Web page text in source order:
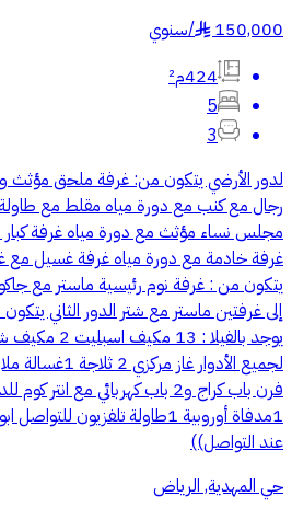
150,000
§
/سنوي
424م²
5
3
لدور الأرضي يتكون من: غرفة ملحق مؤثث
رجال مع كنب مع دورة مياه مقلط مع طاولة
مجلس نساء مؤثث مع دورة مياه غرفة
غرفة خادمة مع دورة مياه غرفة غسيل مع
يتكون من : غرفة نوم رئيسية ماستر مع
إلى غرفتين ماستر مع شتر الدور الثاني
1مدفاة أوروبية 1طاولة تلفزيون
عند التواصل))
حي المهدية, الرياض